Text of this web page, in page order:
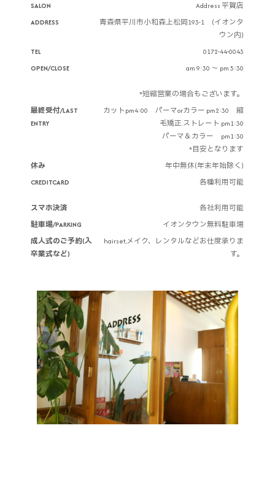
SALON
Address 平賀店
ADDRESS
青森県平川市小和森上松岡193-1 (イオンタ
ウン内)
TEL
0172-44-0043
OPEN/CLOSE
am 9:30 ～ pm 5:30
*短縮営業の場合もございます。
最終受付/LAST
ENTRY
カットpm4:00 パーマorカラー pm2:30 縮
毛矯正.ストレート pm1:30
パーマ＆カラー pm1:30
*目安となります
休み
年中無休(年末年始除く)
CREDITCARD
スマホ決済
各種利用可能
各社利用可能
駐車場/PARKING
イオンタウン無料駐車場
成人式のご予約(入
卒業式など)
hairset,メイク、レンタルなどお仕度承りま
す。